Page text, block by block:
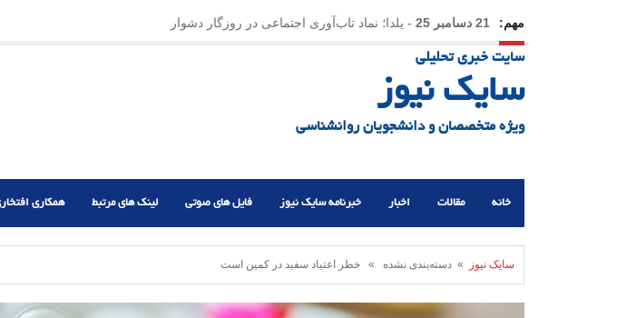
مهم: 21 دسامبر 25 - یلدا؛ نماد تاب‌آوری اجتماعی در روزگار دشوار
سایت خبری تحلیلی
سایک نیوز
ویژه متخصصان و دانشجویان روانشناسی
خانه مقالات اخبار خبرنامه سایک نیوز فایل های صوتی لینک های مرتبط همکاری
سایک نیوز » دسته‌بندی نشده » خطر اعتیاد سفید در کمین است